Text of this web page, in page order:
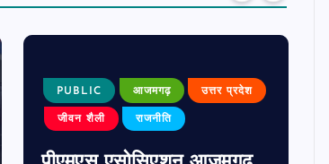
PUBLIC आजमगढ़ उत्तर प्रदेश
जीवन शैली राजनीति